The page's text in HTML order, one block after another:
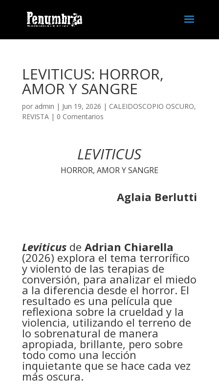
LEVITICUS: HORROR,
AMOR Y SANGRE
por admin | Jun 19, 2026 | CALEIDOSCOPIO OSCURO,
REVISTA| 0 Comentarios
LEVITICUS
HORROR, AMOR Y SANGRE
Aglaia Berlutti
Leviticus de Adrian Chiarella
(2026) explora el tema terrorífico
y violento de las terapias de
conversión, para analizar el miedo
a la diferencia desde el horror. El
resultado es una película que
reflexiona sobre la crueldad y la
violencia, utilizando el terreno de
lo sobrenatural de manera
apropiada, brillante, pero sobre
todo como una lección
inquietante que se hace cada vez
más oscura.